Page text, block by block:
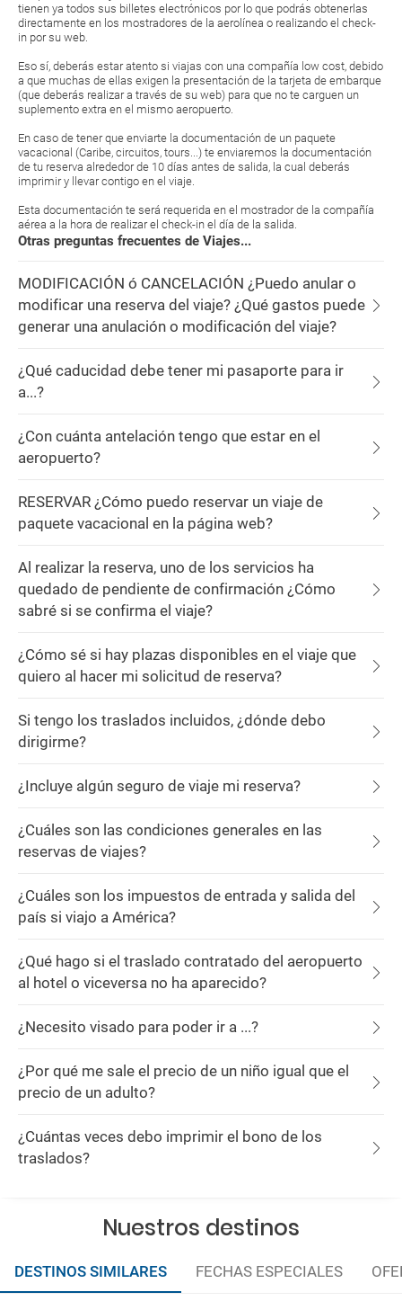
tienen ya todos sus billetes electrónicos por lo que podrás obtenerlas
directamente en los mostradores de la aerolínea o realizando el check-
in por su web.
Eso sí, deberás estar atento si viajas con una compañía low cost, debido
a que muchas de ellas exigen la presentación de la tarjeta de embarque
(que deberás realizar a través de su web) para que no te carguen un
suplemento extra en el mismo aeropuerto.
En caso de tener que enviarte la documentación de un paquete
vacacional (Caribe, circuitos, tours...) te enviaremos la documentación
de tu reserva alrededor de 10 días antes de salida, la cual deberás
imprimir y llevar contigo en el viaje.
Esta documentación te será requerida en el mostrador de la compañía
aérea a la hora de realizar el check-in el día de la salida.
Otras preguntas frecuentes de Viajes...
MODIFICACIÓN ó CANCELACIÓN ¿Puedo anular o
modificar una reserva del viaje? ¿Qué gastos puede
generar una anulación o modificación del viaje?
¿Qué caducidad debe tener mi pasaporte para ir
a...?
¿Con cuánta antelación tengo que estar en el
aeropuerto?
RESERVAR ¿Cómo puedo reservar un viaje de
paquete vacacional en la página web?
Al realizar la reserva, uno de los servicios ha
quedado de pendiente de confirmación ¿Cómo
sabré si se confirma el viaje?
¿Cómo sé si hay plazas disponibles en el viaje que
quiero al hacer mi solicitud de reserva?
Si tengo los traslados incluidos, ¿dónde debo
dirigirme?
¿Incluye algún seguro de viaje mi reserva?
¿Cuáles son las condiciones generales en las
reservas de viajes?
¿Cuáles son los impuestos de entrada y salida del
país si viajo a América?
¿Qué hago si el traslado contratado del aeropuerto
al hotel o viceversa no ha aparecido?
¿Necesito visado para poder ir a ...?
¿Por qué me sale el precio de un niño igual que el
precio de un adulto?
¿Cuántas veces debo imprimir el bono de los
traslados?
Nuestros destinos
DESTINOS SIMILARES FECHAS ESPECIALES